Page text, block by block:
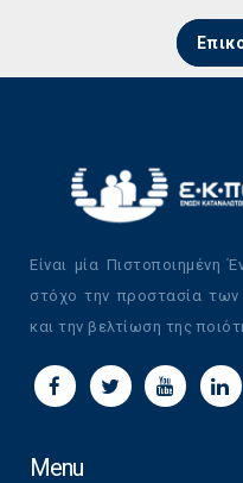
Είναι μία
στόχο την προστασία
και την βελτίωση της
Menu